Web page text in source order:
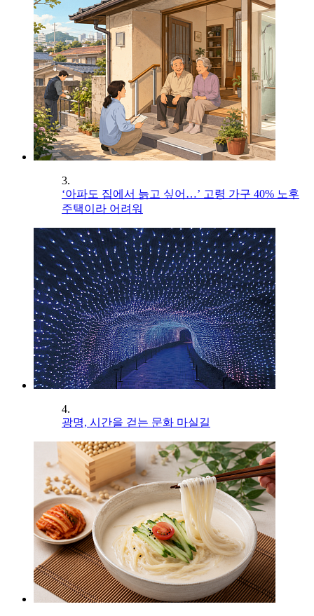
3.
‘아파도 집에서 늙고 싶어…’ 고령 가구 40% 노후
주택이라 어려워
4.
광명, 시간을 걷는 문화 마실길